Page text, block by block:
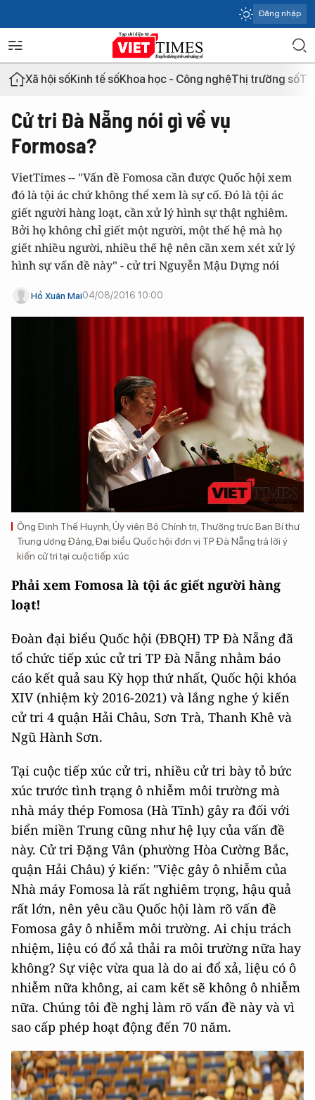
Đăng nhập
Xã hội sốKinh tế sốKhoa học - Công nghệThị trường số
Cử tri Đà Nẵng nói gì về vụ
Formosa?
VietTimes -- "Vấn đề Fomosa cần được Quốc hội xem
đó là tội ác chứ không thể xem là sự cố. Đó là tội ác
giết người hàng loạt, cần xử lý hình sự thật nghiêm.
Bởi họ không chỉ giết một người, một thế hệ mà họ
giết nhiều người, nhiều thế hệ nên cần xem xét xử lý
hình sự vấn đề này" - cử tri Nguyễn Mậu Dựng nói
Hồ Xuân Mai04/08/2016 10:00
Ông Đinh Thế Huynh, Ủy viên Bộ Chính trị, Thường trực Ban Bí thư
Trung ương Đảng, Đại biểu Quốc hội đơn vị TP Đà Nẵng trả lời ý
kiến cử tri tại cuộc tiếp xúc
Phải xem Fomosa là tội ác giết người hàng
loạt!
Đoàn đại biểu Quốc hội (ĐBQH) TP Đà Nẵng đã
tổ chức tiếp xúc cử tri TP Đà Nẵng nhằm báo
cáo kết quả sau Kỳ họp thứ nhất, Quốc hội khóa
XIV (nhiệm kỳ 2016-2021) và lắng nghe ý kiến
cử tri 4 quận Hải Châu, Sơn Trà, Thanh Khê và
Ngũ Hành Sơn.
Tại cuộc tiếp xúc cử tri, nhiều cử tri bày tỏ bức
xúc trước tình trạng ô nhiễm môi trường mà
nhà máy thép Fomosa (Hà Tĩnh) gây ra đối với
biển miền Trung cũng như hệ lụy của vấn đề
này. Cử tri Đặng Vân (phường Hòa Cường Bắc,
quận Hải Châu) ý kiến: "Việc gây ô nhiễm của
Nhà máy Fomosa là rất nghiêm trọng, hậu quả
rất lớn, nên yêu cầu Quốc hội làm rõ vấn đề
Fomosa gây ô nhiễm môi trường. Ai chịu trách
nhiệm, liệu có đổ xả thải ra môi trường nữa hay
không? Sự việc vừa qua là do ai đổ xả, liệu có ô
nhiễm nữa không, ai cam kết sẽ không ô nhiễm
nữa. Chúng tôi đề nghị làm rõ vấn đề này và vì
sao cấp phép hoạt động đến 70 năm.